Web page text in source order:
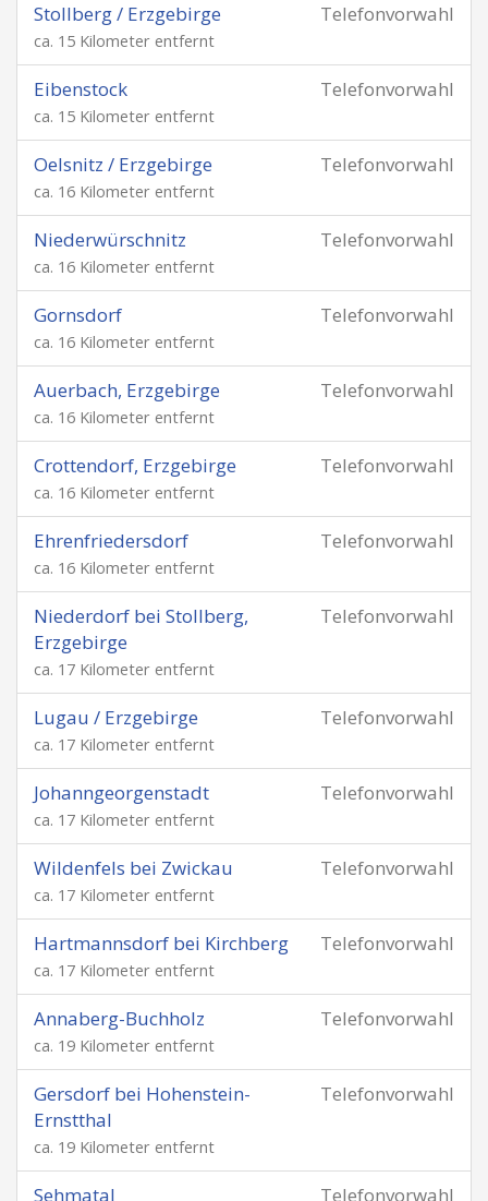
Telefonvorwahl
Stollberg / Erzgebirge
ca. 15 Kilometer entfernt
Telefonvorwahl
Eibenstock
ca. 15 Kilometer entfernt
Telefonvorwahl
Oelsnitz / Erzgebirge
ca. 16 Kilometer entfernt
Telefonvorwahl
Niederwürschnitz
ca. 16 Kilometer entfernt
Telefonvorwahl
Gornsdorf
ca. 16 Kilometer entfernt
Telefonvorwahl
Auerbach, Erzgebirge
ca. 16 Kilometer entfernt
Telefonvorwahl
Crottendorf, Erzgebirge
ca. 16 Kilometer entfernt
Telefonvorwahl
Ehrenfriedersdorf
ca. 16 Kilometer entfernt
Telefonvorwahl
Niederdorf bei Stollberg,
Erzgebirge
ca. 17 Kilometer entfernt
Telefonvorwahl
Lugau / Erzgebirge
ca. 17 Kilometer entfernt
Telefonvorwahl
Johanngeorgenstadt
ca. 17 Kilometer entfernt
Telefonvorwahl
Wildenfels bei Zwickau
ca. 17 Kilometer entfernt
Telefonvorwahl
Hartmannsdorf bei Kirchberg
ca. 17 Kilometer entfernt
Telefonvorwahl
Annaberg-Buchholz
ca. 19 Kilometer entfernt
Telefonvorwahl
Gersdorf bei Hohenstein-
Ernstthal
ca. 19 Kilometer entfernt
Telefonvorwahl
Sehmatal